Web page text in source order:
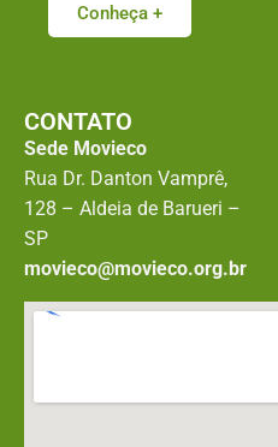
Conheça +
CONTATO
Sede Movieco
Rua Dr. Danton Vamprê,
128 – Aldeia de Barueri –
SP
movieco@movieco.org.br